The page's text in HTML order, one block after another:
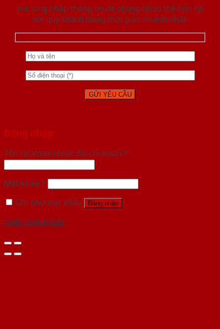
Vui lòng nhập thông tin để chúng tôi có thể liên hệ
với quý khách trong thời gian nhanh nhất.
Đăng nhập
Tên tài khoản hoặc địa chỉ email *
Mật khẩu *
Ghi nhớ mật khẩu
Đăng nhập
Quên mật khẩu?